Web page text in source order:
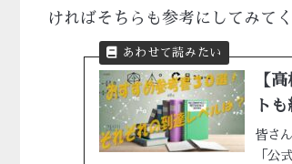
ければそちらも参考にしてみてく
【
ト
皆さ
「公